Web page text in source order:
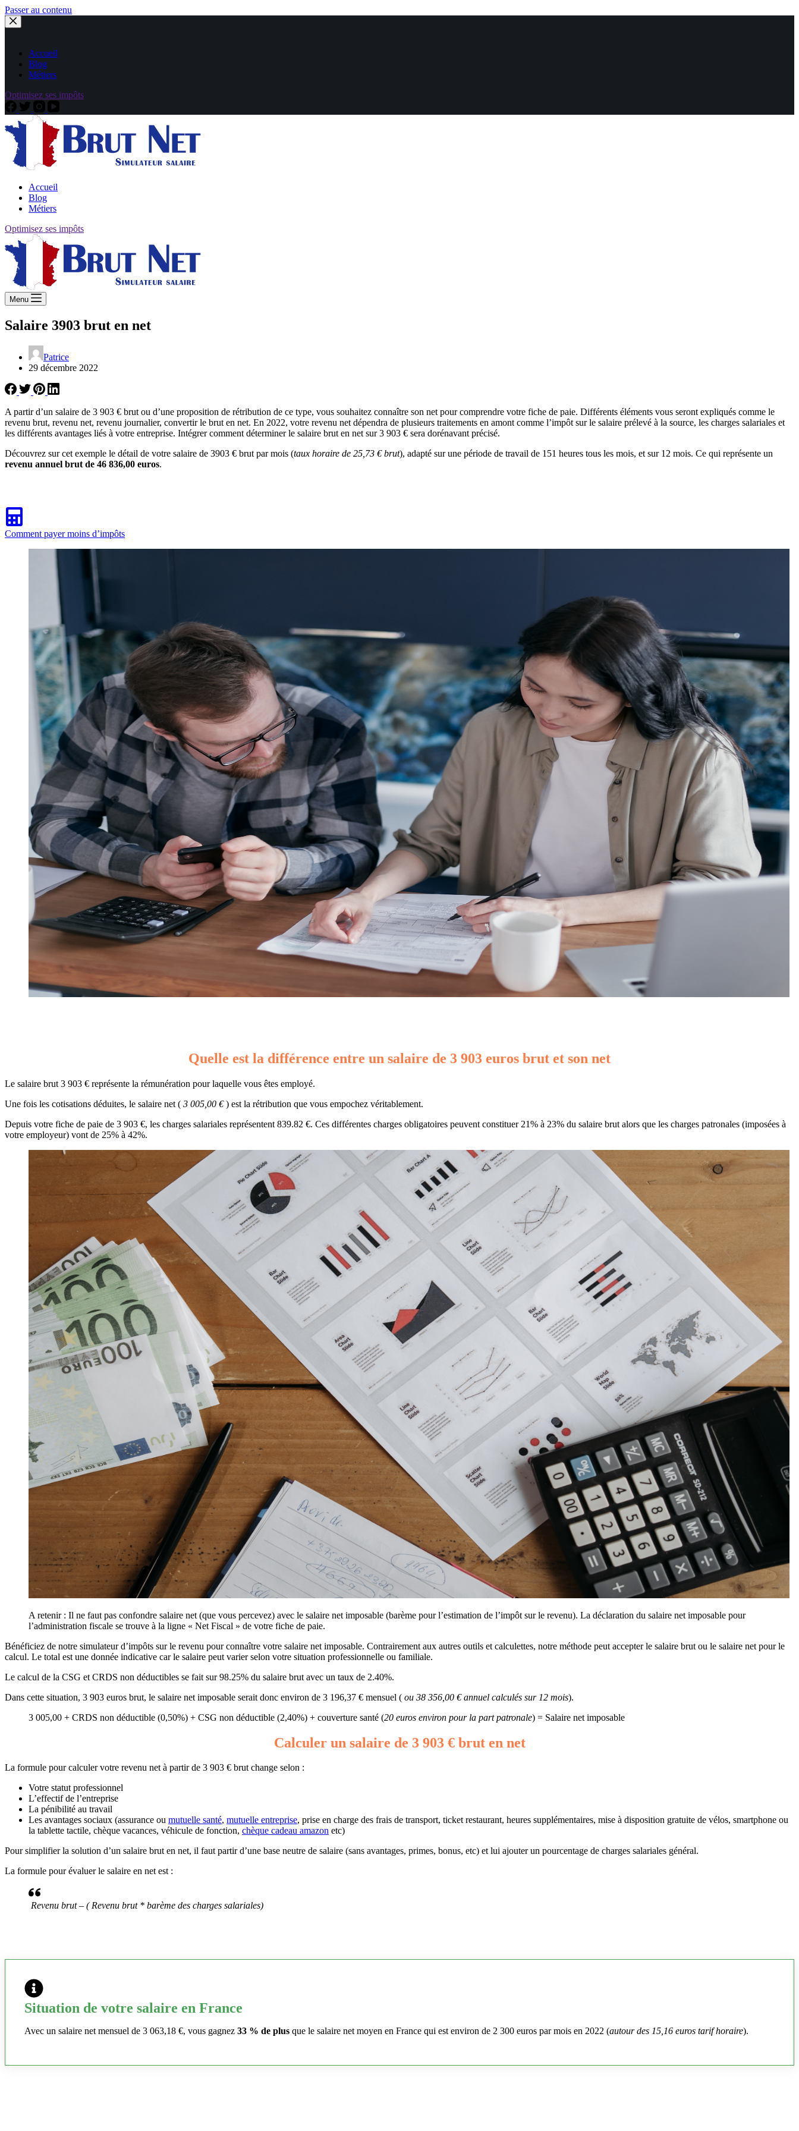
Passer au contenu
Accueil
Blog
Métiers
Optimisez ses impôts
Accueil
Blog
Métiers
Optimisez ses impôts
Menu
Salaire 3903 brut en net
Patrice
29 décembre 2022
A partir d’un salaire de 3 903 € brut ou d’une proposition de rétribution de ce type, vous souhaitez connaître son net pour comprendre votre fiche de paie. Différents éléments vous seront expliqués comme le
revenu brut, revenu net, revenu journalier, convertir le brut en net. En 2022, votre revenu net dépendra de plusieurs traitements en amont comme l’impôt sur le salaire prélevé à la source, les charges salariales et
les différents avantages liés à votre entreprise. Intégrer comment déterminer le salaire brut en net sur 3 903 € sera dorénavant précisé.
Découvrez sur cet exemple le détail de votre salaire de 3903 € brut par mois (taux horaire de 25,73 € brut), adapté sur une période de travail de 151 heures tous les mois, et sur 12 mois. Ce qui représente un
revenu annuel brut de 46 836,00 euros.
Comment payer moins d’impôts
Quelle est la différence entre un salaire de 3 903 euros brut et son net
Le salaire brut 3 903 € représente la rémunération pour laquelle vous êtes employé.
Une fois les cotisations déduites, le salaire net ( 3 005,00 €) est la rétribution que vous empochez véritablement.
Depuis votre fiche de paie de 3 903 €, les charges salariales représentent 839.82 €. Ces différentes charges obligatoires peuvent constituer 21% à 23% du salaire brut alors que les charges patronales (imposées à
votre employeur) vont de 25% à 42%.
A retenir : Il ne faut pas confondre salaire net (que vous percevez) avec le salaire net imposable (barème pour l’estimation de l’impôt sur le revenu). La déclaration du salaire net imposable pour
l’administration fiscale se trouve à la ligne « Net Fiscal » de votre fiche de paie.
Bénéficiez de notre simulateur d’impôts sur le revenu pour connaître votre salaire net imposable. Contrairement aux autres outils et calculettes, notre méthode peut accepter le salaire brut ou le salaire net pour le
calcul. Le total est une donnée indicative car le salaire peut varier selon votre situation professionnelle ou familiale.
Le calcul de la CSG et CRDS non déductibles se fait sur 98.25% du salaire brut avec un taux de 2.40%.
Dans cette situation, 3 903 euros brut, le salaire net imposable serait donc environ de 3 196,37 € mensuel ( ou 38 356,00 € annuel calculés sur 12 mois).
3 005,00 + CRDS non déductible (0,50%) + CSG non déductible (2,40%) + couverture santé (20 euros environ pour la part patronale) = Salaire net imposable
Calculer un salaire de 3 903 € brut en net
La formule pour calculer votre revenu net à partir de 3 903 € brut change selon :
Votre statut professionnel
L’effectif de l’entreprise
La pénibilité au travail
Les avantages sociaux (assurance ou mutuelle santé, mutuelle entreprise, prise en charge des frais de transport, ticket restaurant, heures supplémentaires, mise à disposition gratuite de vélos, smartphone ou
la tablette tactile, chèque vacances, véhicule de fonction, chèque cadeau amazon etc)
Pour simplifier la solution d’un salaire brut en net, il faut partir d’une base neutre de salaire (sans avantages, primes, bonus, etc) et lui ajouter un pourcentage de charges salariales général.
La formule pour évaluer le salaire en net est :
Revenu brut – ( Revenu brut * barème des charges salariales)
Situation de votre salaire en France
Avec un salaire net mensuel de 3 063,18 €, vous gagnez 33 % de plus que le salaire net moyen en France qui est environ de 2 300 euros par mois en 2022 (autour des 15,16 euros tarif horaire).